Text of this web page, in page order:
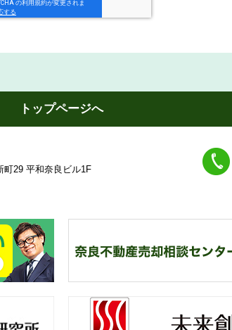
トップページへ
町29 平和奈良ビル1F
良不動産相続・遺産分割相談窓